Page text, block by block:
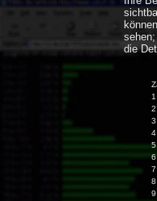
die
1
2
3
4
7
8
9